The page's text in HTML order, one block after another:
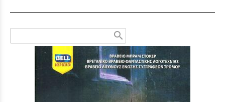
search